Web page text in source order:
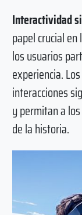
Interactividad
papel crucial
los usuarios
experiencia.
interacciones
y permitan a
de la historia.